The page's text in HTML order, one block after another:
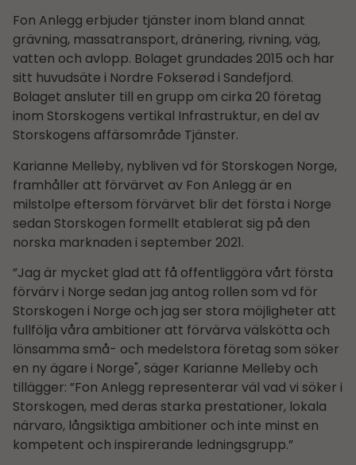
Fon Anlegg erbjuder tjänster inom bland annat
grävning, massatransport, dränering, rivning, väg,
vatten och avlopp. Bolaget grundades 2015 och har
sitt huvudsäte i Nordre Fokserød i Sandefjord.
Bolaget ansluter till en grupp om cirka 20 företag
inom Storskogens vertikal Infrastruktur, en del av
Storskogens affärsområde Tjänster.
Karianne Melleby, nybliven vd för Storskogen Norge,
framhåller att förvärvet av Fon Anlegg är en
milstolpe eftersom förvärvet blir det första i Norge
sedan Storskogen formellt etablerat sig på den
norska marknaden i september 2021.
”Jag är mycket glad att få offentliggöra vårt första
förvärv i Norge sedan jag antog rollen som vd för
Storskogen i Norge och jag ser stora möjligheter att
fullfölja våra ambitioner att förvärva välskötta och
lönsamma små- och medelstora företag som söker
en ny ägare i Norge", säger Karianne Melleby och
tillägger: ”Fon Anlegg representerar väl vad vi söker i
Storskogen, med deras starka prestationer, lokala
närvaro, långsiktiga ambitioner och inte minst en
kompetent och inspirerande ledningsgrupp.”